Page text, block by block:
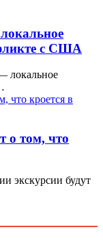
с США
локальное
о том, что
экскурсии будут